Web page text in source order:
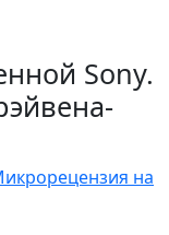
Sony.
на